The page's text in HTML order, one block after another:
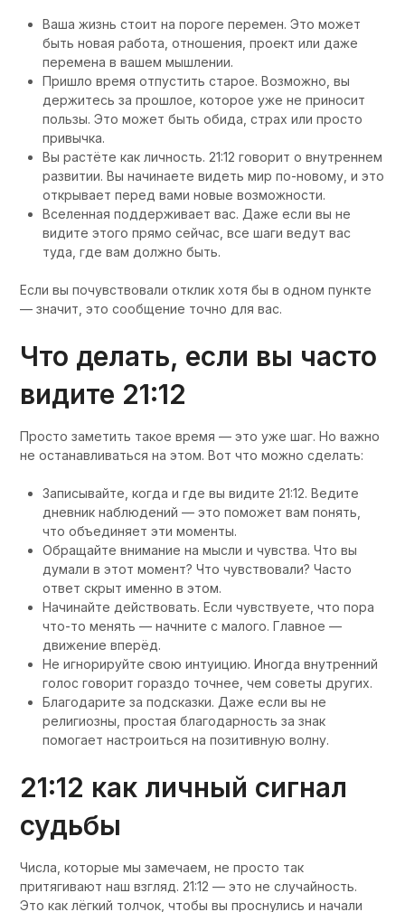
Ваша жизнь стоит на пороге перемен. Это может
быть новая работа, отношения, проект или даже
перемена в вашем мышлении.
Пришло время отпустить старое. Возможно, вы
держитесь за прошлое, которое уже не приносит
пользы. Это может быть обида, страх или просто
привычка.
Вы растёте как личность. 21:12 говорит о внутреннем
развитии. Вы начинаете видеть мир по-новому, и это
открывает перед вами новые возможности.
Вселенная поддерживает вас. Даже если вы не
видите этого прямо сейчас, все шаги ведут вас
туда, где вам должно быть.
Если вы почувствовали отклик хотя бы в одном пункте
— значит, это сообщение точно для вас.
Что делать, если вы часто
видите 21:12
Просто заметить такое время — это уже шаг. Но важно
не останавливаться на этом. Вот что можно сделать:
Записывайте, когда и где вы видите 21:12. Ведите
дневник наблюдений — это поможет вам понять,
что объединяет эти моменты.
Обращайте внимание на мысли и чувства. Что вы
думали в этот момент? Что чувствовали? Часто
ответ скрыт именно в этом.
Начинайте действовать. Если чувствуете, что пора
что-то менять — начните с малого. Главное —
движение вперёд.
Не игнорируйте свою интуицию. Иногда внутренний
голос говорит гораздо точнее, чем советы других.
Благодарите за подсказки. Даже если вы не
религиозны, простая благодарность за знак
помогает настроиться на позитивную волну.
21:12 как личный сигнал
судьбы
Числа, которые мы замечаем, не просто так
притягивают наш взгляд. 21:12 — это не случайность.
Это как лёгкий толчок, чтобы вы проснулись и начали